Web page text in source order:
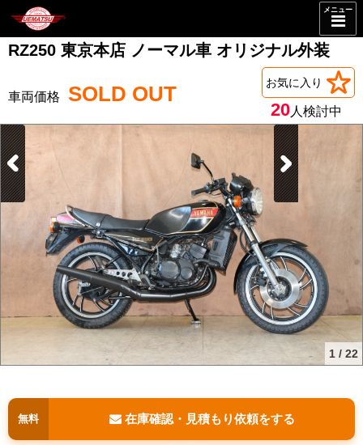
メニュー
RZ250 東京本店 ノーマル車 オリジナル外装
SOLD OUT お気に入り
20人検討中
1 / 22
無料 在庫確認・見積もり依頼をする